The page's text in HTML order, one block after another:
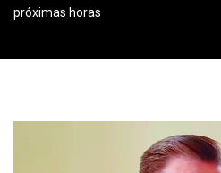
próximas horas